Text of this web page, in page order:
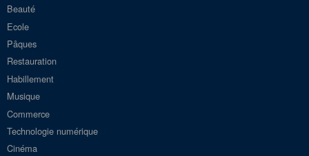
Beauté
Ecole
Pâques
Restauration
Habillement
Musique
Commerce
Technologie numérique
Cinéma